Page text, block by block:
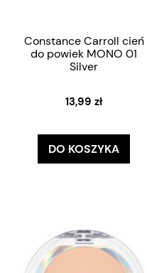
Constance Carroll cień
do powiek MONO 01
Silver
13,99 zł
DO KOSZYKA